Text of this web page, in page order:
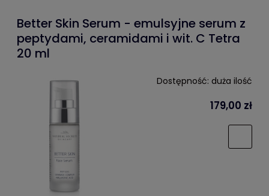
Better Skin Serum - emulsyjne serum z
peptydami, ceramidami i wit. C Tetra
20 ml
Dostępność: duża ilość
179,00 zł